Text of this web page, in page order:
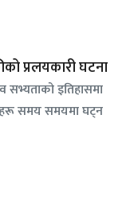
प्रलयकारी घटना
सभ्यताको इतिहासमा
समय समयमा घट्न